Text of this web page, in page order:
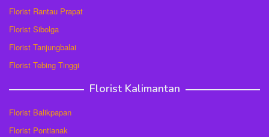
Florist Rantau Prapat
Florist Sibolga
Florist Tanjungbalai
Florist Tebing Tinggi
Florist Kalimantan
Florist Balikpapan
Florist Pontianak